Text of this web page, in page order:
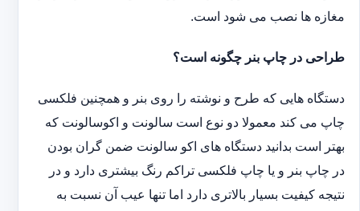
مغازه ها نصب می شود است.
طراحی در چاپ بنر چگونه است؟
دستگاه هایی که طرح و نوشته را روی بنر و همچنین فلکسی
چاپ می کند معمولا دو نوع است سالونت و اکوسالونت که
بهتر است بدانید دستگاه های اکو سالونت ضمن گران بودن
در چاپ بنر و یا چاپ فلکسی تراکم رنگ بیشتری دارد و در
نتیجه کیفیت بسیار بالاتری دارد اما تنها عیب آن نسبت به